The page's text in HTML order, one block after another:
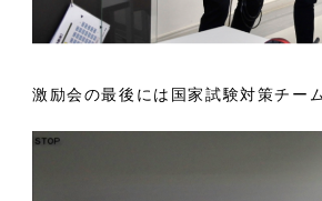
激励会の最後には国家試験対策チー